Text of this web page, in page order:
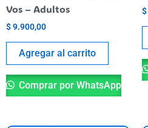
Vos – Adultos
$9.900,00
Agregar al carrito
Comprar por WhatsApp
$